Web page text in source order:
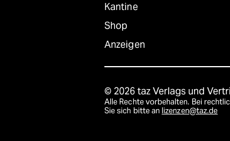
Kantine
Shop
Anzeigen
© 2026 taz Verlags und
Alle Rechte vorbehalten. Bei
Sie sich bitte an lizenzen@taz.de